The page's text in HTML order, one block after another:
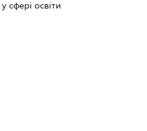
сфері освіти